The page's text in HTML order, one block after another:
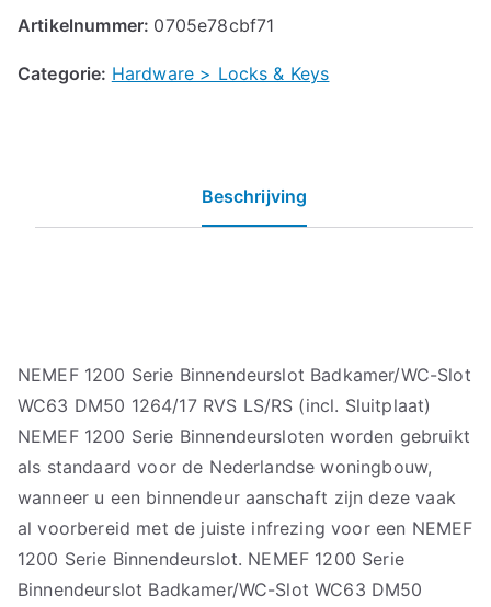
Artikelnummer: 0705e78cbf71
Categorie: Hardware > Locks & Keys
Beschrijving
NEMEF 1200 Serie Binnendeurslot Badkamer/WC-Slot
WC63 DM50 1264/17 RVS LS/RS (incl. Sluitplaat)
NEMEF 1200 Serie Binnendeursloten worden gebruikt
als standaard voor de Nederlandse woningbouw,
wanneer u een binnendeur aanschaft zijn deze vaak
al voorbereid met de juiste infrezing voor een NEMEF
1200 Serie Binnendeurslot. NEMEF 1200 Serie
Binnendeurslot Badkamer/WC-Slot WC63 DM50